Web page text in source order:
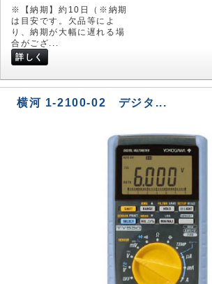
※【納期】約10日（※納期
は目安です。欠品等によ
り、納期が大幅に遅れる場
合がござ...
詳しく
横河 1-2100-02 デジタ...